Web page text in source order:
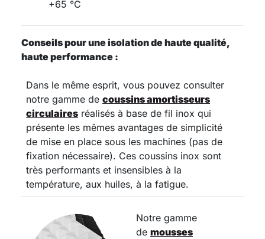
+65 °C
Conseils pour une isolation de haute qualité,
haute performance :
Dans le même esprit, vous pouvez consulter
notre gamme de coussins amortisseurs
circulaires réalisés à base de fil inox qui
présente les mêmes avantages de simplicité
de mise en place sous les machines (pas de
fixation nécessaire). Ces coussins inox sont
très performants et insensibles à la
température, aux huiles, à la fatigue.
Notre gamme
de mousses